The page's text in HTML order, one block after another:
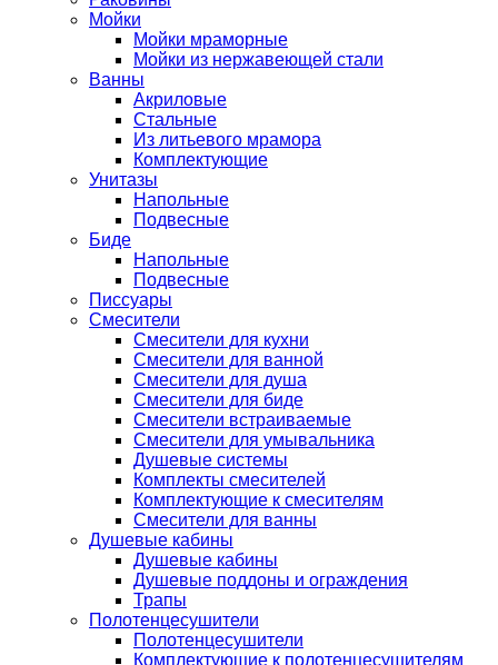
Мойки
Мойки мраморные
Мойки из нержавеющей стали
Ванны
Акриловые
Стальные
Из литьевого мрамора
Комплектующие
Унитазы
Напольные
Подвесные
Биде
Напольные
Подвесные
Писсуары
Смесители
Смесители для кухни
Смесители для ванной
Смесители для душа
Смесители для биде
Смесители встраиваемые
Смесители для умывальника
Душевые системы
Комплекты смесителей
Комплектующие к смесителям
Смесители для ванны
Душевые кабины
Душевые кабины
Душевые поддоны и ограждения
Трапы
Полотенцесушители
Полотенцесушители
Комплектующие к полотенцесушителям